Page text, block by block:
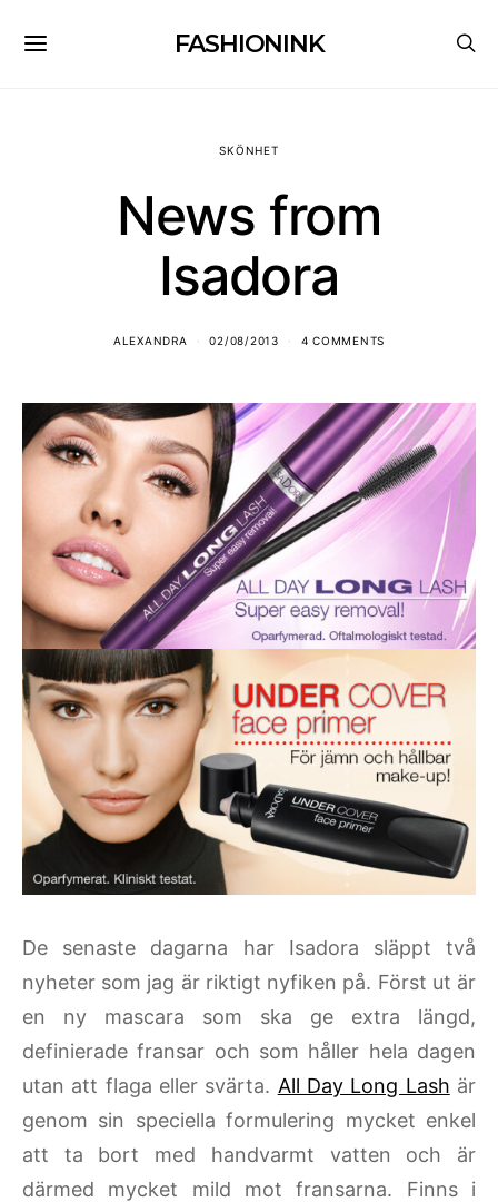
FASHIONINK
SKÖNHET
News from
Isadora
ALEXANDRA 02/08/2013 4 COMMENTS
De senaste dagarna har Isadora släppt två
nyheter som jag är riktigt nyfiken på. Först ut är
en ny mascara som ska ge extra längd,
definierade fransar och som håller hela dagen
utan att flaga eller svärta. All Day Long Lash är
genom sin speciella formulering mycket enkel
att ta bort med handvarmt vatten och är
därmed mycket mild mot fransarna. Finns i